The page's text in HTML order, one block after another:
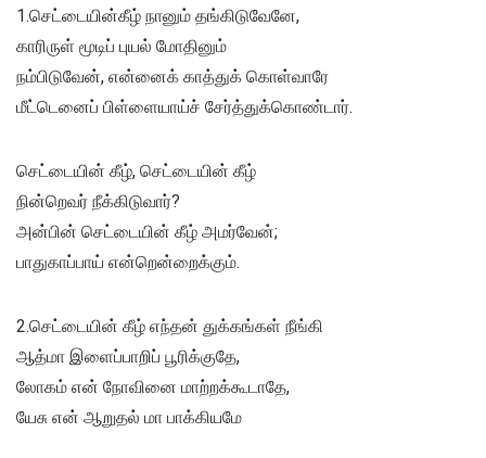
1.செட்டையின்கீழ் நானும் தங்கிடுவேனே,
காரிருள் மூடிப் புயல் மோதினும்
நம்பிடுவேன், என்னைக் காத்துக் கொள்வாரே
மீட்டெனைப் பிள்ளையாய்ச் சேர்த்துக்கொண்டார்.
செட்டையின் கீழ், செட்டையின் கீழ்
நின்றெவர் நீக்கிடுவார்?
அன்பின் செட்டையின் கீழ் அமர்வேன்;
பாதுகாப்பாய் என்றென்றைக்கும்.
2.செட்டையின் கீழ் எந்தன் துக்கங்கள் நீங்கி
ஆத்மா இளைப்பாறிப் பூரிக்குதே,
லோகம் என் நோவினை மாற்றக்கூடாதே,
யேசு என் ஆறுதல் மா பாக்கியமே